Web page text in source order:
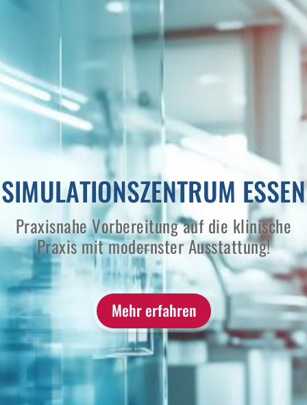
SIMULATIONSZENTRUM ESSEN
Praxisnahe Vorbereitung auf die klinische
Praxis mit modernster Ausstattung!
Mehr erfahren